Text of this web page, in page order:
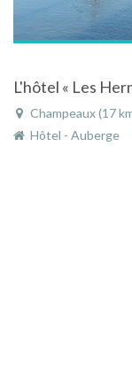
Champeaux (17
Hôtel - Auberge